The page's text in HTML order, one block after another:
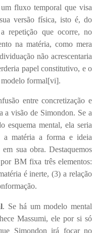
fluxo temporal que visa
versão física, isto é, do
repetição que ocorre, no
na matéria, como mera
não acrescentaria
papel constitutivo, e o
formal[vi].
entre concretização e
a visão de Simondon. Se a
esquema mental, ela seria
a matéria a forma e ideia
sua obra. Destaquemos
BM fixa três elementos:
é inerte, (3) a relação
. Se há um modelo mental
Massumi, ele por si só
Simondon irá focar no